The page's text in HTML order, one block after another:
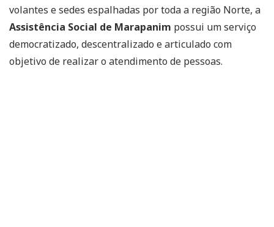
volantes e sedes espalhadas por toda a região Norte, a
Assistência Social de Marapanim possui um serviço
democratizado, descentralizado e articulado com
objetivo de realizar o atendimento de pessoas.